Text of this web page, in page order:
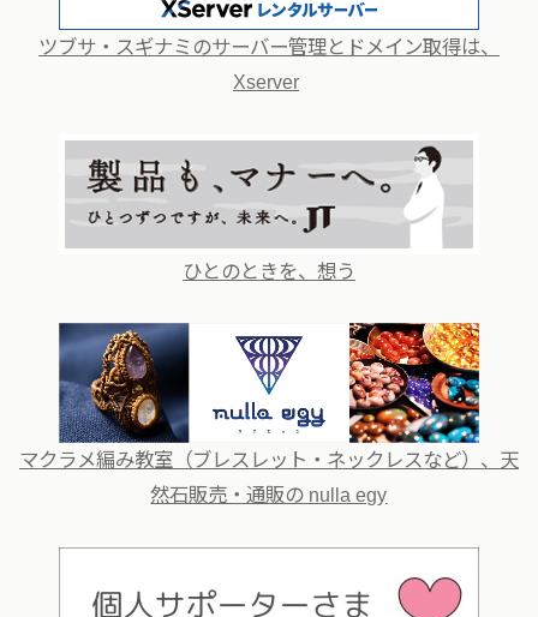
ツブサ・スギナミのサーバー管理とドメイン取得は、
Xserver
ひとのときを、想う
マクラメ編み教室（ブレスレット・ネックレスなど）、天
然石販売・通販の nulla egy